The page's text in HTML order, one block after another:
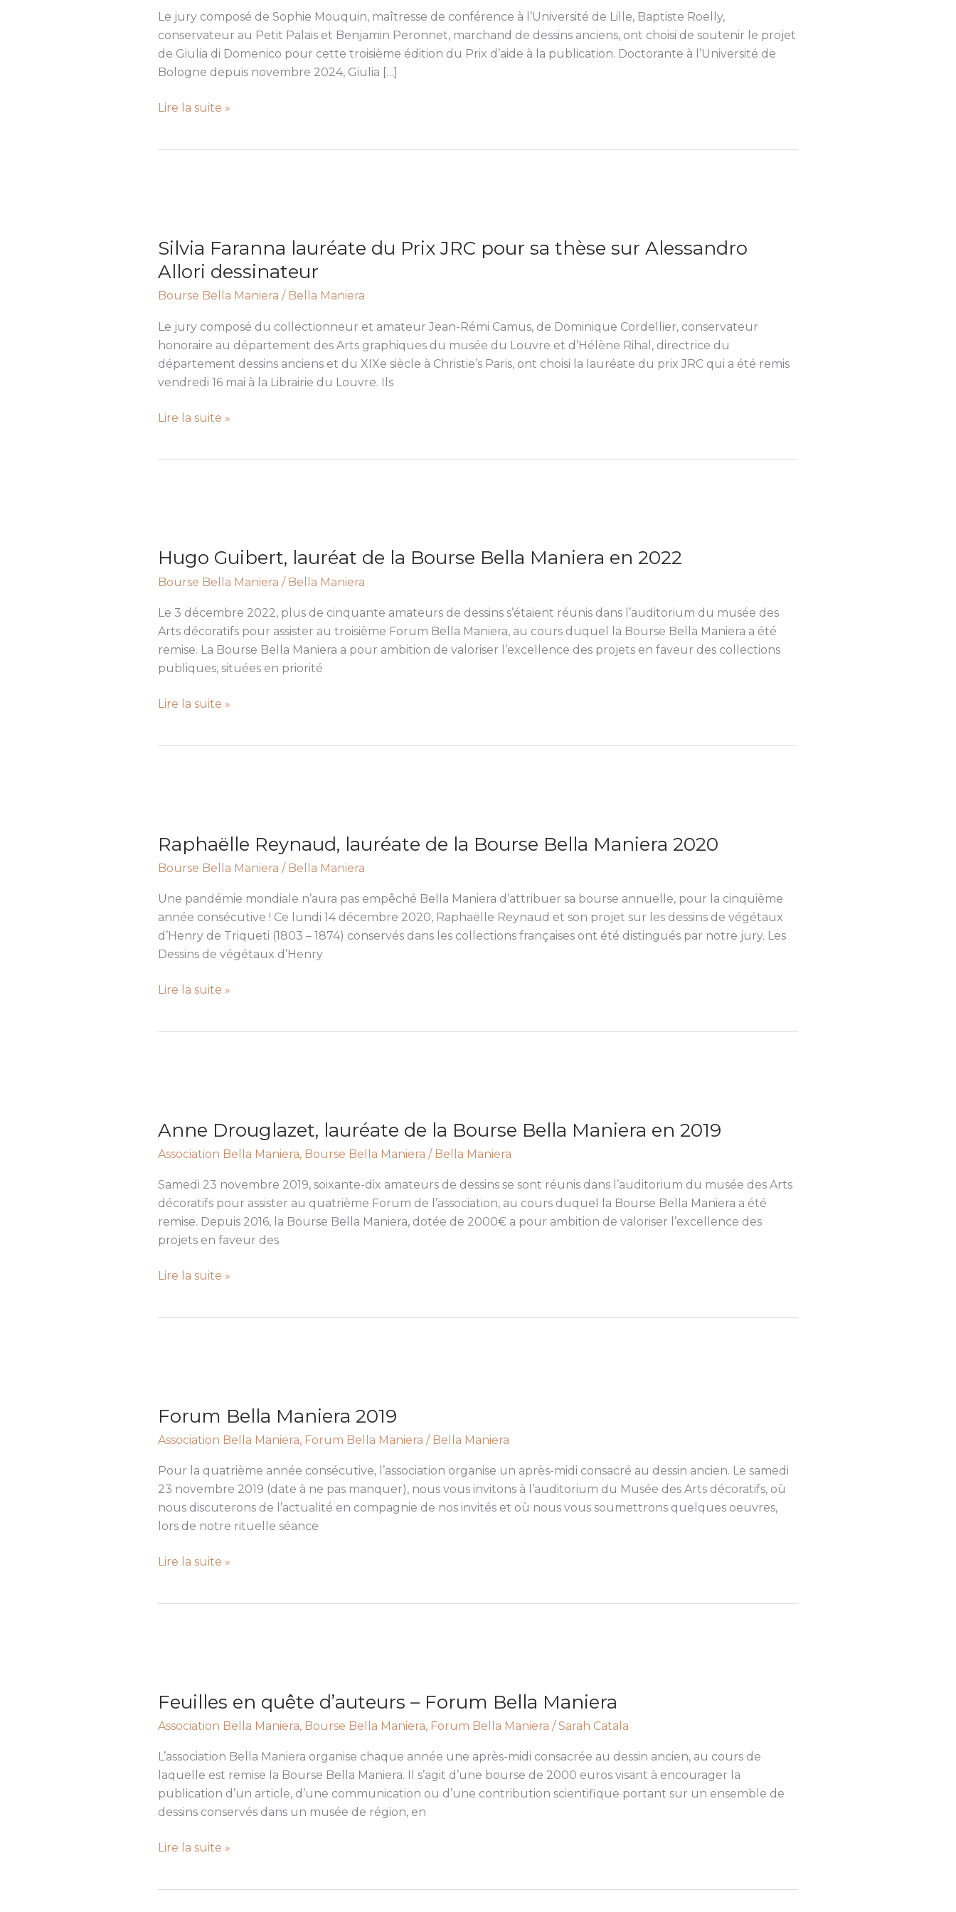
Le jury composé de Sophie Mouquin, maîtresse de conférence à l’Université de Lille, Baptiste Roelly,
conservateur au Petit Palais et Benjamin Peronnet, marchand de dessins anciens, ont choisi de soutenir le projet
de Giulia di Domenico pour cette troisième édition du Prix d’aide à la publication. Doctorante à l’Université de
Bologne depuis novembre 2024, Giulia […]
Prix
d’aide
à
la
2025
Lire la suite »
Silvia Faranna lauréate du Prix JRC pour sa thèse sur Alessandro
Allori dessinateur
Bourse Bella Maniera / Bella Maniera
Le jury composé du collectionneur et amateur Jean-Rémi Camus, de Dominique Cordellier, conservateur
honoraire au département des Arts graphiques du musée du Louvre et d’Hélène Rihal, directrice du
département dessins anciens et du XIXe siècle à Christie’s Paris, ont choisi la lauréate du prix JRC qui a été remis
vendredi 16 mai à la Librairie du Louvre. Ils
lauréate
du
JRC
pour
sa
thèse
Allori
Lire la suite »
Hugo Guibert, lauréat de la Bourse Bella Maniera en 2022
Bourse Bella Maniera / Bella Maniera
Le 3 décembre 2022, plus de cinquante amateurs de dessins s’étaient réunis dans l’auditorium du musée des
Arts décoratifs pour assister au troisième Forum Bella Maniera, au cours duquel la Bourse Bella Maniera a été
remise. La Bourse Bella Maniera a pour ambition de valoriser l’excellence des projets en faveur des collections
publiques, situées en priorité
lauréat
de
Bourse
Bella
Maniera
en
Lire la suite »
Raphaëlle Reynaud, lauréate de la Bourse Bella Maniera 2020
Bourse Bella Maniera / Bella Maniera
Une pandémie mondiale n’aura pas empêché Bella Maniera d’attribuer sa bourse annuelle, pour la cinquième
année consécutive ! Ce lundi 14 décembre 2020, Raphaëlle Reynaud et son projet sur les dessins de végétaux
d’Henry de Triqueti (1803 – 1874) conservés dans les collections françaises ont été distingués par notre jury. Les
Dessins de végétaux d’Henry
lauréate
de
Bourse
Bella
Maniera
2020
Lire la suite »
Anne Drouglazet, lauréate de la Bourse Bella Maniera en 2019
Association Bella Maniera, Bourse Bella Maniera / Bella Maniera
Samedi 23 novembre 2019, soixante-dix amateurs de dessins se sont réunis dans l’auditorium du musée des Arts
décoratifs pour assister au quatrième Forum de l’association, au cours duquel la Bourse Bella Maniera a été
remise. Depuis 2016, la Bourse Bella Maniera, dotée de 2000€ a pour ambition de valoriser l’excellence des
projets en faveur des
lauréate
de
Bourse
Bella
Maniera
en
Lire la suite »
Forum Bella Maniera 2019
Association Bella Maniera, Forum Bella Maniera / Bella Maniera
Pour la quatrième année consécutive, l’association organise un après-midi consacré au dessin ancien. Le samedi
23 novembre 2019 (date à ne pas manquer), nous vous invitons à l’auditorium du Musée des Arts décoratifs, où
nous discuterons de l’actualité en compagnie de nos invités et où nous vous soumettrons quelques oeuvres,
lors de notre rituelle séance
Maniera
2019
Lire la suite »
Feuilles en quête d’auteurs – Forum Bella Maniera
Association Bella Maniera, Bourse Bella Maniera, Forum Bella Maniera / Sarah Catala
L’association Bella Maniera organise chaque année une après-midi consacrée au dessin ancien, au cours de
laquelle est remise la Bourse Bella Maniera. Il s’agit d’une bourse de 2000 euros visant à encourager la
publication d’un article, d’une communication ou d’une contribution scientifique portant sur un ensemble de
dessins conservés dans un musée de région, en
quête
d’auteurs
Forum
Bella
Maniera
Lire la suite »